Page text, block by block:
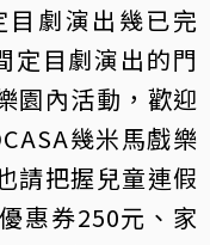
劇演出幾已完
定目劇演出的門
園內活動，歡迎
幾米馬戲樂
請把握兒童連假
惠券250元、家